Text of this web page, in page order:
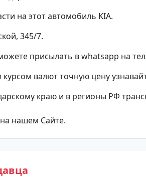
на этот автомобиль KIA.
345/7.
присылать в whatsapp на
валют точную цену
краю и в регионы РФ
нашем Сайте.